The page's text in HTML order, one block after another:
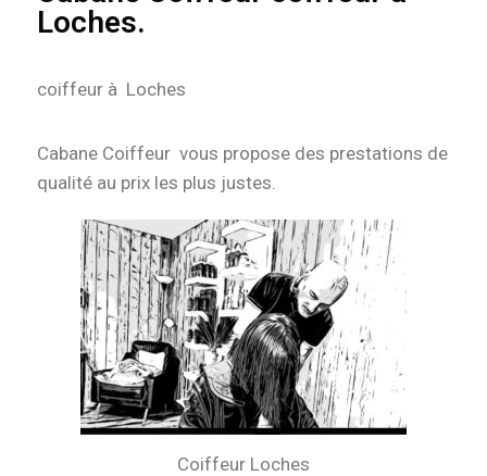
Loches.
coiffeur à Loches
Cabane Coiffeur vous propose des prestations de
qualité au prix les plus justes.
Coiffeur Loches